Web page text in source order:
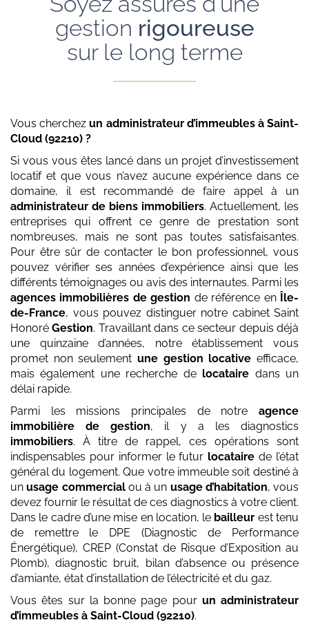
gestion rigoureuse
sur le long terme
Vous cherchezun administrateur d’immeubles à Saint-
Cloud (92210) ?
Si vous vous êtes lancé dans un projet d’investissement
locatif et que vous n’avez aucune expérience dans ce
domaine, il est recommandé de faire appel à un
administrateur de biens immobiliers. Actuellement, les
entreprises qui offrent ce genre de prestation sont
nombreuses, mais ne sont pas toutes satisfaisantes.
Pour être sûr de contacter le bon professionnel, vous
pouvez vérifier ses années d’expérience ainsi que les
différents témoignages ou avis des internautes. Parmi les
agences immobilières de gestion de référence en Île-
de-France, vous pouvez distinguer notre cabinet Saint
HonoréGestion. Travaillant dans ce secteur depuis déjà
une quinzaine d’années, notre établissement vous
promet non seulement une gestion locative efficace,
mais également une recherche de locataire dans un
délai rapide.
Parmi les missions principales de notre agence
immobilière de gestion, il y a les diagnostics
immobiliers. À titre de rappel, ces opérations sont
indispensables pour informer le futur locataire de l’état
général du logement. Que votre immeuble soit destiné à
unusage commercialou à un usage d’habitation, vous
devez fournir le résultat de ces diagnostics à votre client.
Dans le cadre d’une mise en location, le bailleur est tenu
de remettre le DPE (Diagnostic de Performance
Énergétique), CREP (Constat de Risque d’Exposition au
Plomb), diagnostic bruit, bilan d’absence ou présence
d’amiante, état d’installation de l’électricité et du gaz.
Vous êtes sur la bonne page pour un administrateur
d’immeubles à Saint-Cloud (92210).